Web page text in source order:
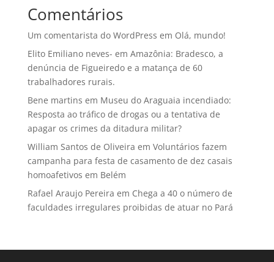
Comentários
Um comentarista do WordPress em Olá, mundo!
Elito Emiliano neves- em Amazônia: Bradesco, a
denúncia de Figueiredo e a matança de 60
trabalhadores rurais.
Bene martins em Museu do Araguaia incendiado:
Resposta ao tráfico de drogas ou a tentativa de
apagar os crimes da ditadura militar?
William Santos de Oliveira em Voluntários fazem
campanha para festa de casamento de dez casais
homoafetivos em Belém
Rafael Araujo Pereira em Chega a 40 o número de
faculdades irregulares proibidas de atuar no Pará